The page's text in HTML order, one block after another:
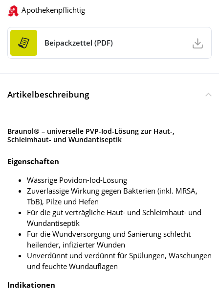
Apothekenpflichtig
Beipackzettel (PDF)
Artikelbeschreibung
Braunol® – universelle PVP-Iod-Lösung zur Haut-,
Schleimhaut- und Wundantiseptik
Eigenschaften
Wässrige Povidon-Iod-Lösung
Zuverlässige Wirkung gegen Bakterien (inkl. MRSA,
TbB), Pilze und Hefen
Für die gut verträgliche Haut- und Schleimhaut- und
Wundantiseptik
Für die Wundversorgung und Sanierung schlecht
heilender, infizierter Wunden
Unverdünnt und verdünnt für Spülungen, Waschungen
und feuchte Wundauflagen
Indikationen